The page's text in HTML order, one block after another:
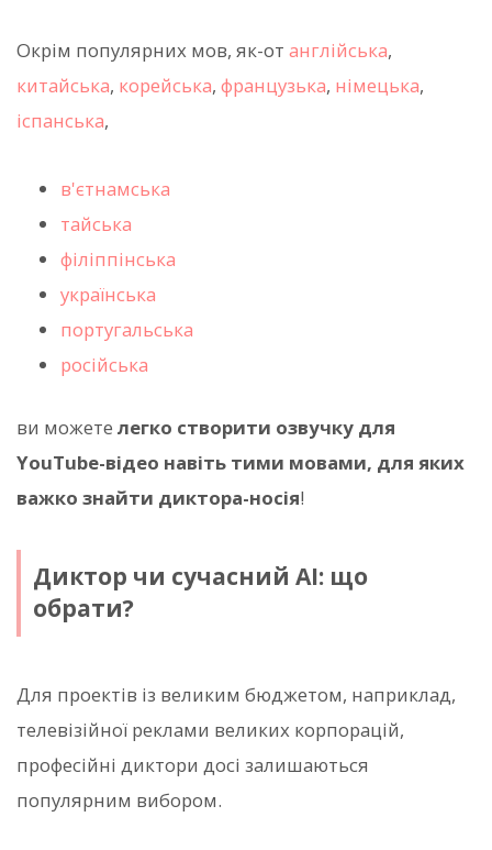
Окрім популярних мов, як-от англійська,
китайська, корейська, французька, німецька,
іспанська,
в'єтнамська
тайська
філіппінська
українська
португальська
російська
ви можете легко створити озвучку для
YouTube-відео навіть тими мовами, для яких
важко знайти диктора-носія!
Диктор чи сучасний AI: що
обрати?
Для проектів із великим бюджетом, наприклад,
телевізійної реклами великих корпорацій,
професійні диктори досі залишаються
популярним вибором.